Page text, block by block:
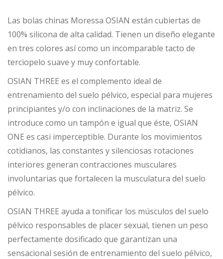
Las bolas chinas Moressa OSIAN están cubiertas de
100% silicona de alta calidad. Tienen un diseño elegante
en tres colores así como un incomparable tacto de
terciopelo suave y muy confortable.
OSIAN THREE es el complemento ideal de
entrenamiento del suelo pélvico, especial para mujeres
principiantes y/o con inclinaciones de la matriz. Se
introduce como un tampón e igual que éste, OSIAN
ONE es casi imperceptible. Durante los movimientos
cotidianos, las constantes y silenciosas rotaciones
interiores generan contracciones musculares
involuntarias que fortalecen la musculatura del suelo
pélvico.
OSIAN THREE ayuda a tonificar los músculos del suelo
pélvico responsables de placer sexual, tienen un peso
perfectamente dosificado que garantizan una
sensacional sesión de entrenamiento del suelo pélvico,